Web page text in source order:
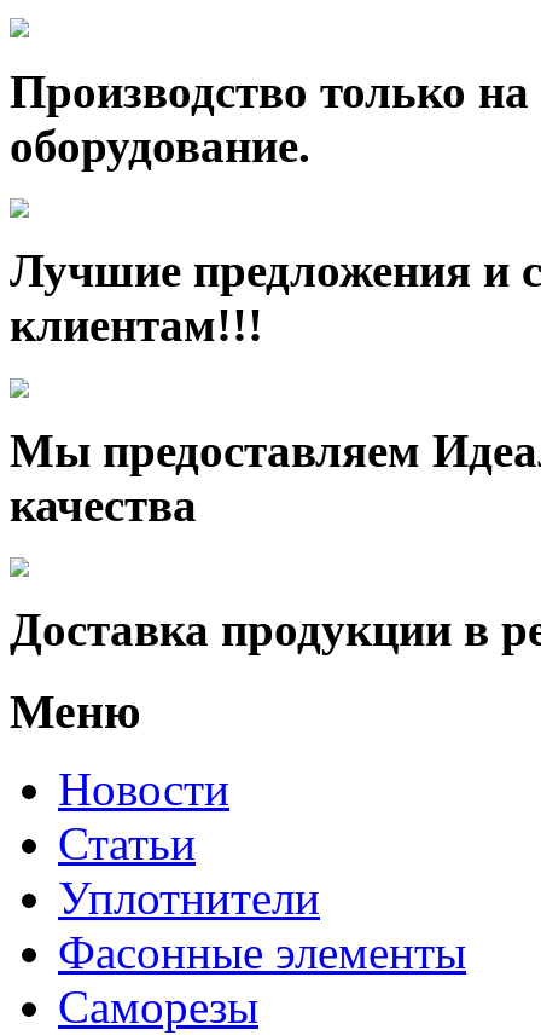
Производство только
оборудование.
Лучшие предложения и
клиентам!!!
Мы предоставляем
качества
Доставка продукции в
Меню
Новости
Статьи
Уплотнители
Фасонные элементы
Саморезы